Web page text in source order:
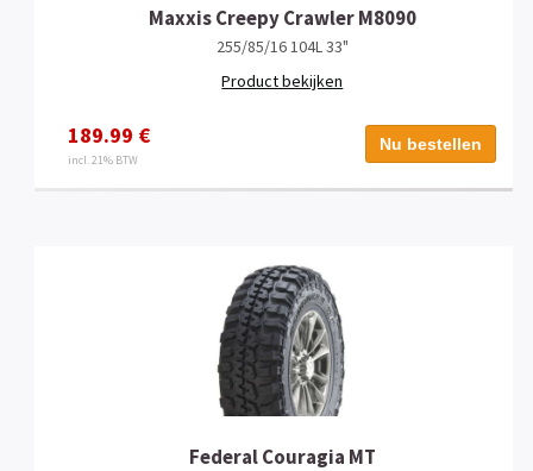
Maxxis Creepy Crawler M8090
255/85/16 104L 33"
Product bekijken
189.99 €
incl. 21% BTW
Nu bestellen
Federal Couragia MT